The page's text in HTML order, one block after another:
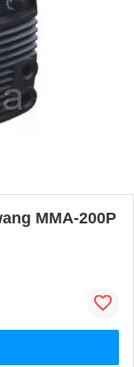
MMA-200Р